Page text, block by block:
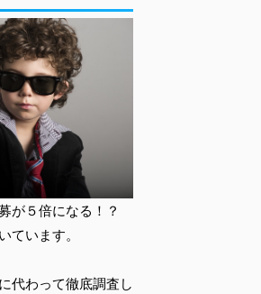
が５倍になる！？
ています。
代わって徹底調査し